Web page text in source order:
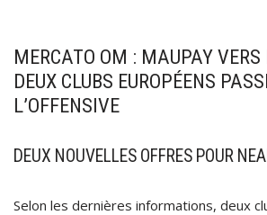
MERCATO OM : MAUPAY VERS
DEUX CLUBS EUROPÉENS
L’OFFENSIVE
DEUX NOUVELLES OFFRES POUR
Selon les dernières informations, deux